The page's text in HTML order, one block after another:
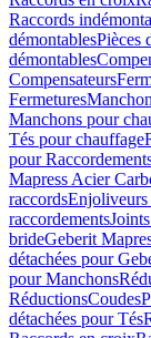
Raccords
démontablesPièces
démontables
Compensateurs
Fermetures
Manchons pour
Tés pour chauffage
pour
Mapress Acier
raccordsEnjoliveurs
raccordements
brideGeberit
détachées pour
pour Manchons
RéductionsCoudes
détachées pour Tés